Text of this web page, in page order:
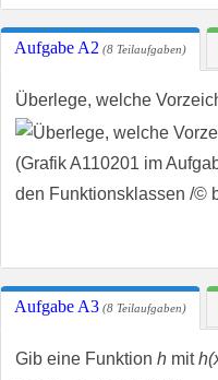
Aufgabe A2 (8 Teilaufgaben)
Überlege, welche
Aufgabe A3 (8 Teilaufgaben)
Gib eine Funktion h mit